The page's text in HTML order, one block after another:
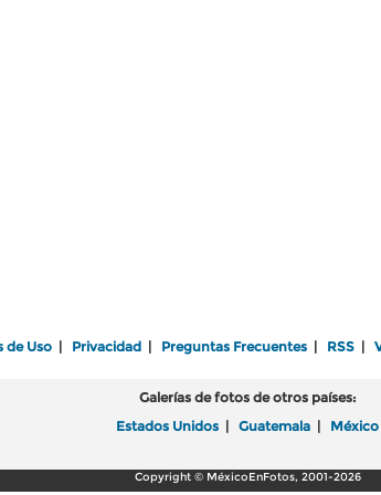
de Uso Privacidad Preguntas Frecuentes RSS
Galerías de fotos de otros países:
Estados Unidos
Guatemala México
Copyright © MéxicoEnFotos, 2001-2026